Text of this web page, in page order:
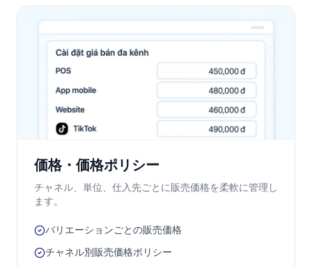
価格・価格ポリシー
チャネル、単位、仕入先ごとに販売価格を柔軟に管理し
ます。
バリエーションごとの販売価格
チャネル別販売価格ポリシー